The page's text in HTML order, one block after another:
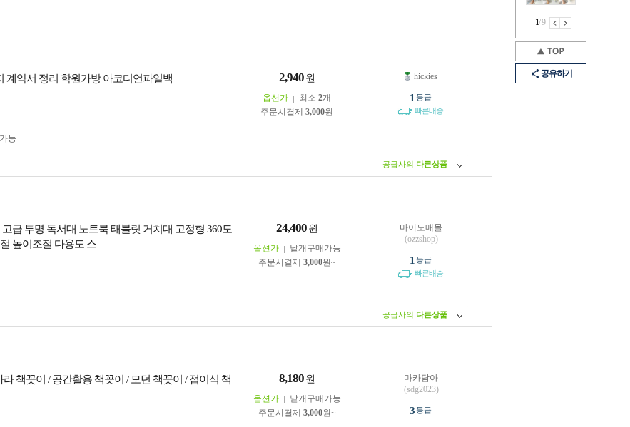
1/9
공유하기
계약서 정리 학원가방 아코디언파일백 2,940 원
옵션가 최소 2개
주문시결제 3,000원
능
hickies
1 등급
빠른배송
공급사의 다른상품
급 투명 독서대 노트북 태블릿 거치대 고정형 360도
높이조절 다용도 스
24,400 원
옵션가
낱개구매가능
주문시결제 3,000원~
마이도매몰
(ozzshop)
1 등급
빠른배송
공급사의 다른상품
책꽂이 / 공간활용 책꽂이 / 모던 책꽂이 / 접이식 책
8,180 원
옵션가
낱개구매가능
주문시결제 3,000원~
마카담아
(sdg2023)
3등급